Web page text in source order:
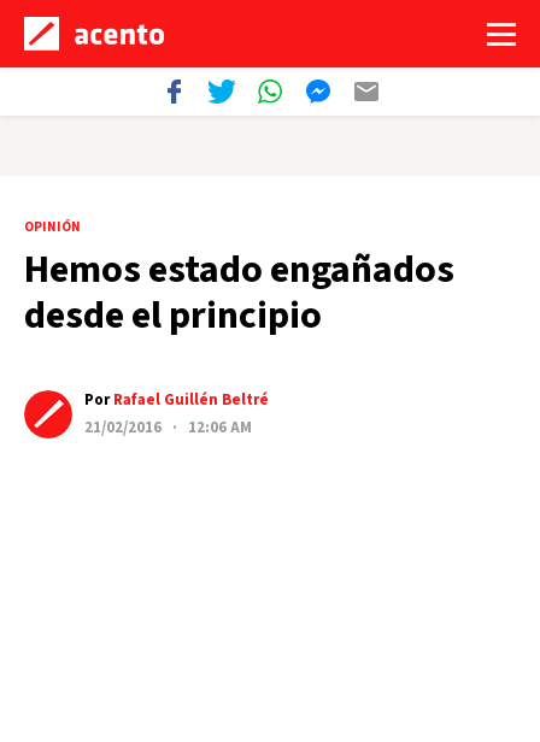
OPINIÓN
Hemos estado engañados
desde el principio
PorRafael Guillén Beltré
21/02/2016 · 12:06 AM